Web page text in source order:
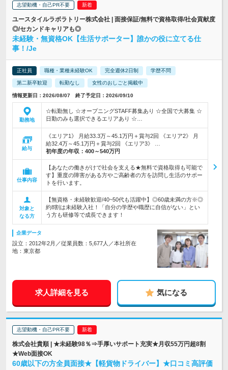
志望動機・自己PR不要
ユースタイルラボラトリー株式会社 | 面接保証/無料で資格取得/社会貢献度
◎/セカンドキャリアも◎
未経験・無資格OK【生活サポーター】誰かの役に立てる仕
事！/Je
正社員 職種・業種未経験OK 完全週休2日制 学歴不問
第二新卒歓迎 転勤なし 女性のおしごと掲載中
情報更新日：2026/08/07 終了予定日：2026/09/10
勤務地
☆転勤無し ☆オープニングSTAFF募集あり ☆全国で大募集 ☆
日勤のみも選択できるエリアあり ☆…
給与
《エリア1》 月給33.3万～45.1万円＋賞与2回 《エリア2》 月
給32.4万～45.1万円＋賞与2回 《エリア3》 …
初年度の年収： 400～540万円
仕事内容
【あなたの働きがけで社会を支える★無料で資格取得も可能で
す】重度の障害がある方やご高齢者の方を訪問し生活のサポー
トを行います。
対象と
なる方
【無資格・未経験歓迎/40~50代も活躍中】◎60歳未満の方※◎
約8割は未経験入社！「自分の学歴や職歴に自信がない」とい
う方も研修等で成長できます！
企業データ
設立：2012年2月／従業員数：5,677人／本社所在
地：東京都
求人詳細を見る 気になる
志望動機・自己PR不要
株式会社貴順 | ★未経験98％⇒手厚いサポート充実★月収55万円超8割
★Web面接OK
60歳以下の方全員面接★【軽貨物ドライバー】★口コミ高評価